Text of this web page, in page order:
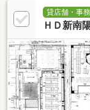
貸店舗・事
ＨＤ新南